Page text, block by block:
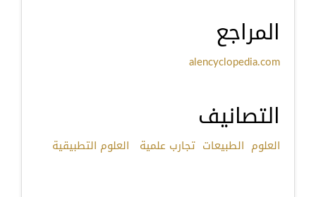
المراجع
alencyclopedia.com
التصانيف
العلوم الطبيعات تجارب علمية العلوم التطبيقية